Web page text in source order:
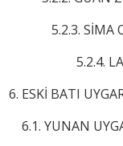
5.2.3. SİMA
5.2.4.
6. ESKİ BATI
6.1. YUNAN